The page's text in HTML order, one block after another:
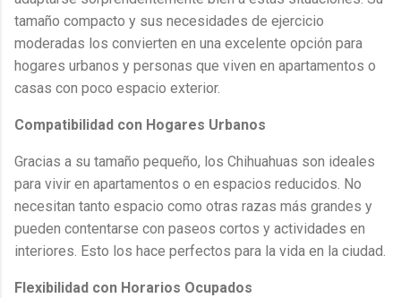
tamaño compacto y sus necesidades de ejercicio
moderadas los convierten en una excelente opción para
hogares urbanos y personas que viven en apartamentos o
casas con poco espacio exterior.
Compatibilidad con Hogares Urbanos
Gracias a su tamaño pequeño, los Chihuahuas son ideales
para vivir en apartamentos o en espacios reducidos. No
necesitan tanto espacio como otras razas más grandes y
pueden contentarse con paseos cortos y actividades en
interiores. Esto los hace perfectos para la vida en la ciudad.
Flexibilidad con Horarios Ocupados